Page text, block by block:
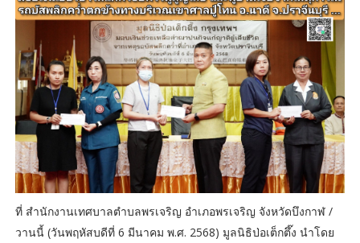
ที่ สำนักงานเทศบาลตำบลพรเจริญ อำเภอพรเจริญ จังหวัดบึงกาฬ /
วานนี้ (วันพฤหัสบดีที่ 6 มีนาคม พ.ศ. 2568) มูลนิธิป่อเต็กตึ๊ง นำโดย